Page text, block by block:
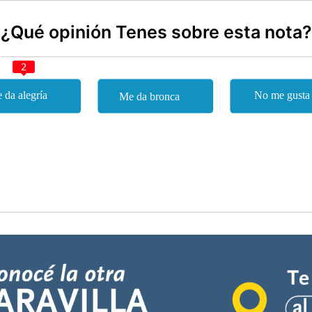
¿Qué opinión Tenes sobre esta nota?
2